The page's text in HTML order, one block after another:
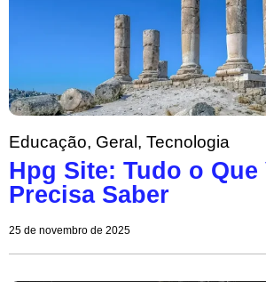
Educação, Geral , Tecnologia
Hpg Site: Tudo o Que
Precisa Saber
25 de novembro de 2025